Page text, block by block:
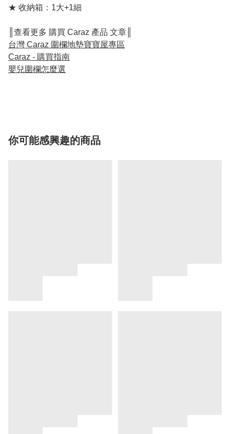
★ 收納箱：1大+1細
║查看更多 購買 Caraz 產品 文章║
台灣 Caraz 圍欄地墊寶寶屋專區
Caraz - 購買指南
嬰兒圍欄怎麼選
你可能感興趣的商品